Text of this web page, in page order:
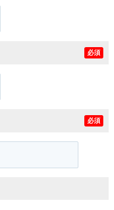
必須
必須